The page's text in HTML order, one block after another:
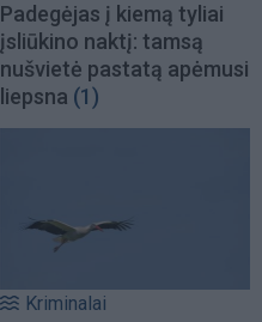
Padegėjas į kiemą tyliai
įsliūkino naktį: tamsą
nušvietė pastatą apėmusi
liepsna (1)
Kriminalai